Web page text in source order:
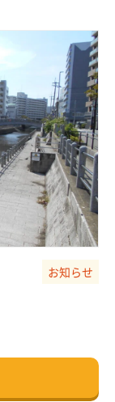
お知らせ